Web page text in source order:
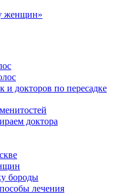
женщин»
докторов по пересадке
доктора
бороды
лечения